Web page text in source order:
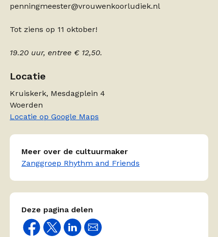
penningmeester@vrouwenkoorludiek.nl
Tot ziens op 11 oktober!
19.20 uur, entree € 12,50.
Locatie
Kruiskerk, Mesdagplein 4
Woerden
Locatie op Google Maps
Meer over de cultuurmaker
Zanggroep Rhythm and Friends
Deze pagina delen